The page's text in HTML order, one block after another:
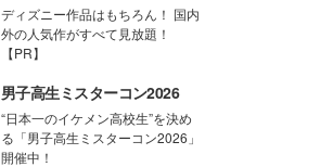
ディズニー作品はもちろん！ 国内
外の人気作がすべて見放題！
【PR】
男子高生ミスターコン2026
“日本一のイケメン高校生”を決め
る「男子高生ミスターコン2026」
開催中！